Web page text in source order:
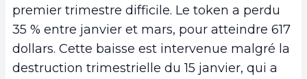
premier trimestre difficile. Le token a perdu
35 % entre janvier et mars, pour atteindre 617
dollars. Cette baisse est intervenue malgré la
destruction trimestrielle du 15 janvier, qui a